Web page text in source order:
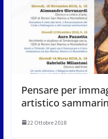
Pensare per
artistico
22 Ottobre 2018